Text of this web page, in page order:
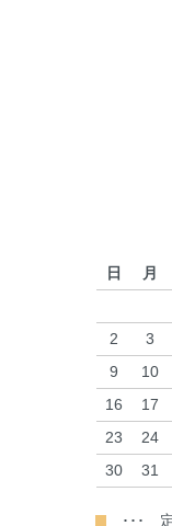
日
月
2
3
9
10
16
17
23
24
30
31
･･･ 定